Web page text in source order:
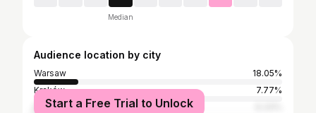
Median
Audience location by city
Warsaw
18.05%
Kraków
7.77%
Poznań
Start a Free Trial to Unlock